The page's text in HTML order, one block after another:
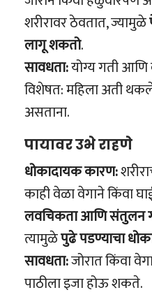
शरीरावर ठेवतात, ज्यामुळे
लागू शकतो.
सावधता:योग्य गती आणि
विशेषत: महिला अती
असताना.
पायावर उभे राहणे
धोकादायक कारण:
काही वेळा वेगाने किंवा
लवचिकता आणि संतुलन
त्यामुळेपुढे पडण्याचा
सावधता:जोरात किंवा
पाठीला इजा होऊ शकते.